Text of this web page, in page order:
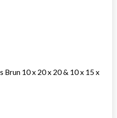
10 x 20 x 20 & 10 x 15 x